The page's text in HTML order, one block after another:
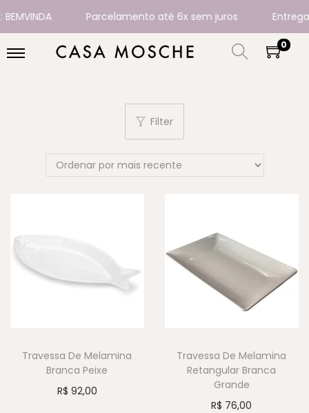
Parcelamento até 6x sem juros Entregamos
0
Filter
Travessa De Melamina
Branca Peixe
R$ 92,00
Travessa De Melamina
Retangular Branca
Grande
R$ 76,00